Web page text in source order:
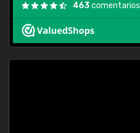
463comentarios